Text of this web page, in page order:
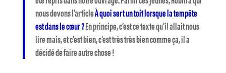
nous devons l’articleÀ quoi sert un toit lorsque la tempête
est dans le cœur ?En principe, c’est ce texte qu’il allait nous
lire mais, et c’est bien, c’est très très bien comme ça, il a
décidé de faire autre chose !